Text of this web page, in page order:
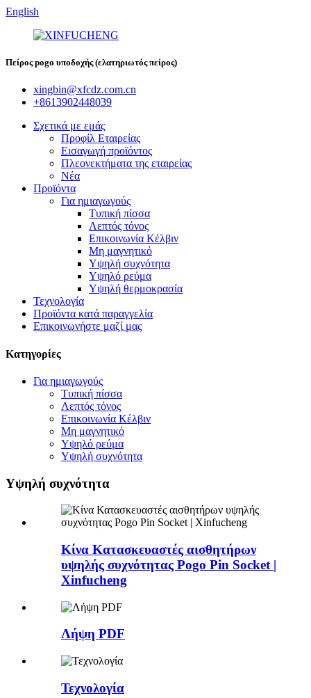
English
Πείρος pogo υποδοχής (ελατηριωτός πείρος)
xingbin@xfcdz.com.cn
+8613902448039
Σχετικά με εμάς
Προφίλ Εταιρείας
Εισαγωγή προϊόντος
Πλεονεκτήματα της εταιρείας
Νέα
Προϊόντα
Για ημιαγωγούς
Τυπική πίσσα
Λεπτός τόνος
Επικοινωνία Κέλβιν
Μη μαγνητικό
Υψηλή συχνότητα
Υψηλό ρεύμα
Υψηλή θερμοκρασία
Τεχνολογία
Προϊόντα κατά παραγγελία
Επικοινωνήστε μαζί μας
Κατηγορίες
Για ημιαγωγούς
Τυπική πίσσα
Λεπτός τόνος
Επικοινωνία Κέλβιν
Μη μαγνητικό
Υψηλό ρεύμα
Υψηλή συχνότητα
Υψηλή συχνότητα
Κίνα Κατασκευαστές αισθητήρων
υψηλής συχνότητας Pogo Pin Socket |
Xinfucheng
Λήψη PDF
Τεχνολογία